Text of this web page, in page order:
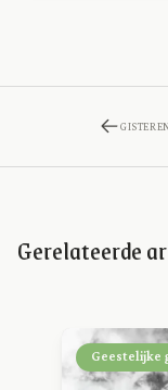
Gerelateerde
Geestelijke